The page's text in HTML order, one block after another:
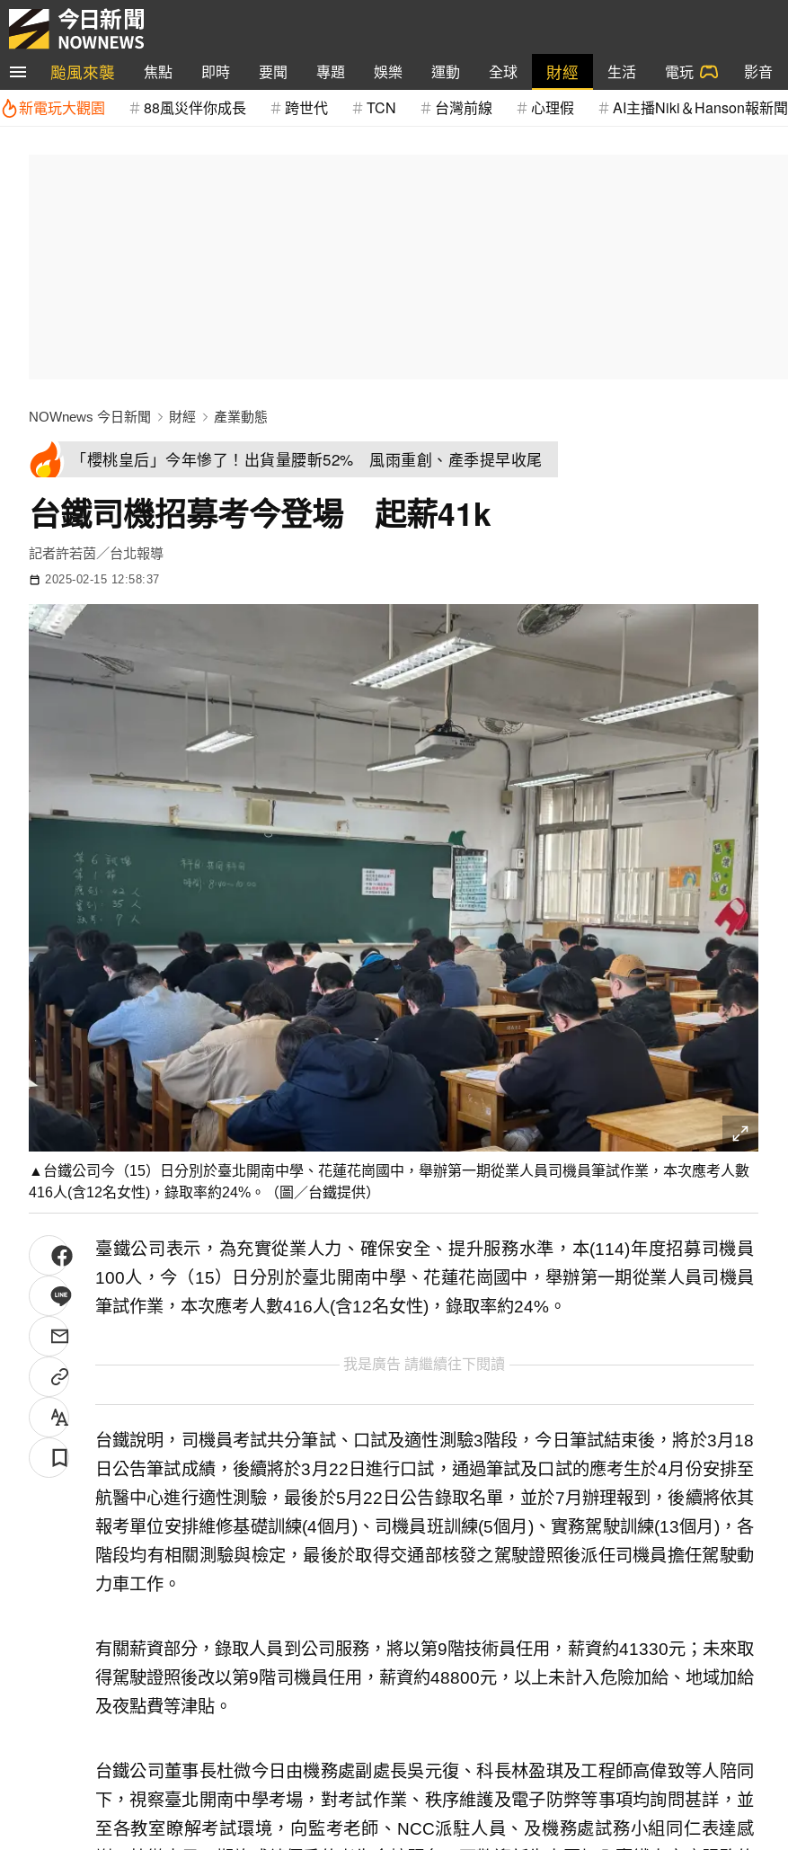
颱風來襲 焦點 即時 要聞 專題 娛樂 運動 全球 財經 生活 電玩 影音
新電玩大觀園
88風災伴你成長 跨世代 TCN 台灣前線 心理假 AI主播Niki＆Hanson報新聞
NOWnews 今日新聞 財經 產業動態
「櫻桃皇后」今年慘了！出貨量腰斬52% 風雨重創、產季提早收尾
台鐵司機招募考今登場 起薪41k
記者許若茵／台北報導
2025-02-15 12:58:37
▲台鐵公司今（15）日分別於臺北開南中學、花蓮花崗國中，舉辦第一期從業人員司機員筆試作業，本次應考人數
416人(含12名女性)，錄取率約24%。（圖／台鐵提供）
臺鐵公司表示，為充實從業人力、確保安全、提升服務水準，本(114)年度招募司機員
100人，今（15）日分別於臺北開南中學、花蓮花崗國中，舉辦第一期從業人員司機員
筆試作業，本次應考人數416人(含12名女性)，錄取率約24%。
我是廣告 請繼續往下閱讀
台鐵說明，司機員考試共分筆試、口試及適性測驗3階段，今日筆試結束後，將於3月18
日公告筆試成績，後續將於3月22日進行口試，通過筆試及口試的應考生於4月份安排至
航醫中心進行適性測驗，最後於5月22日公告錄取名單，並於7月辦理報到，後續將依其
報考單位安排維修基礎訓練(4個月)、司機員班訓練(5個月)、實務駕駛訓練(13個月)，各
階段均有相關測驗與檢定，最後於取得交通部核發之駕駛證照後派任司機員擔任駕駛動
力車工作。
有關薪資部分，錄取人員到公司服務，將以第9階技術員任用，薪資約41330元；未來取
得駕駛證照後改以第9階司機員任用，薪資約48800元，以上未計入危險加給、地域加給
及夜點費等津貼。
台鐵公司董事長杜微今日由機務處副處長吳元復、科長林盈琪及工程師高偉致等人陪同
下，視察臺北開南中學考場，對考試作業、秩序維護及電子防弊等事項均詢問甚詳，並
至各教室瞭解考試環境，向監考老師、NCC派駐人員、及機務處試務小組同仁表達感